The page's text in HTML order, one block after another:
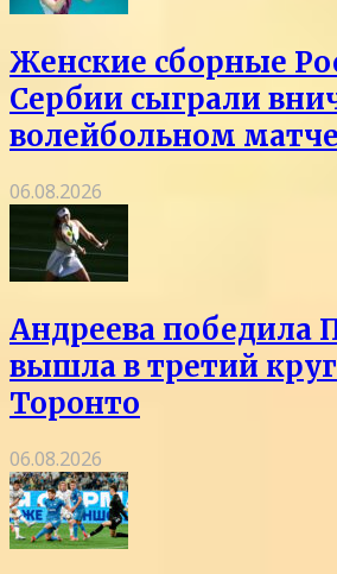
Женские сборные
Сербии сыграли
волейбольном матче
06.08.2026
Андреева победила
вышла в третий
Торонто
06.08.2026